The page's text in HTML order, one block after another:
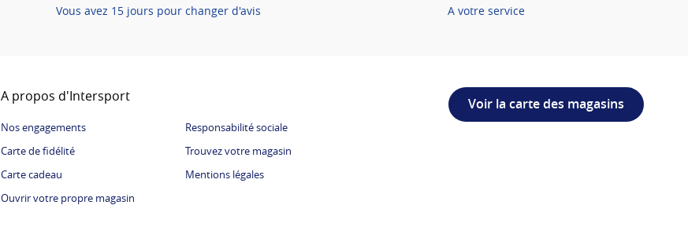
Vous avez 15 jours pour changer d'avis A votre service
A propos d'Intersport
Nos engagements
Carte de fidélité
Carte cadeau
Ouvrir votre propre magasin
Responsabilité sociale
Trouvez votre magasin
Mentions légales
Voir la carte des magasins